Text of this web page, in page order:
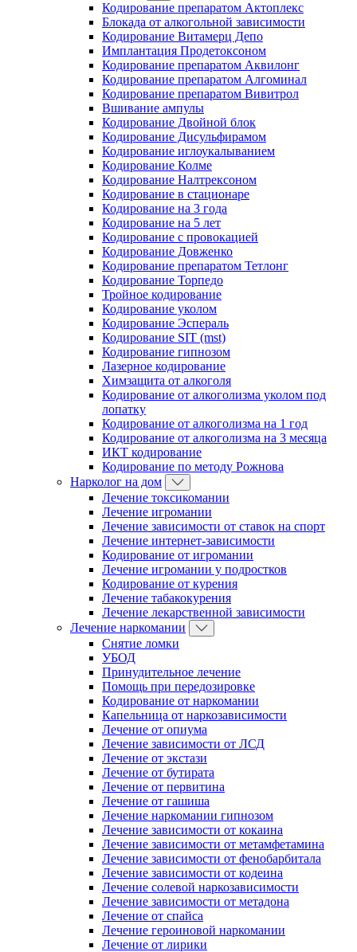
Кодирование препаратом Актоплекс
Блокада от алкогольной зависимости
Кодирование Витамерц Депо
Имплантация Продетоксоном
Кодирование препаратом Аквилонг
Кодирование препаратом Алгоминал
Кодирование препаратом Вивитрол
Вшивание ампулы
Кодирование Двойной блок
Кодирование Дисульфирамом
Кодирование иглоукалыванием
Кодирование Колме
Кодирование Налтрексоном
Кодирование в стационаре
Кодирование на 3 года
Кодирование на 5 лет
Кодирование с провокацией
Кодирование Довженко
Кодирование препаратом Тетлонг
Кодирование Торпедо
Тройное кодирование
Кодирование уколом
Кодирование Эспераль
Кодирование SIT (mst)
Кодирование гипнозом
Лазерное кодирование
Химзащита от алкоголя
Кодирование от алкоголизма уколом под
лопатку
Кодирование от алкоголизма на 1 год
Кодирование от алкоголизма на 3 месяца
ИКТ кодирование
Кодирование по методу Рожнова
Нарколог на дом
Лечение токсикомании
Лечение игромании
Лечение зависимости от ставок на спорт
Лечение интернет-зависимости
Кодирование от игромании
Лечение игромании у подростков
Кодирование от курения
Лечение табакокурения
Лечение лекарственной зависимости
Лечение наркомании
Снятие ломки
УБОД
Принудительное лечение
Помощь при передозировке
Кодирование от наркомании
Капельница от наркозависимости
Лечение от опиума
Лечение зависимости от ЛСД
Лечение от экстази
Лечение от бутирата
Лечение от первитина
Лечение от гашиша
Лечение наркомании гипнозом
Лечение зависимости от кокаина
Лечение зависимости от метамфетамина
Лечение зависимости от фенобарбитала
Лечение зависимости от кодеина
Лечение солевой наркозависимости
Лечение зависимости от метадона
Лечение от спайса
Лечение героиновой наркомании
Лечение от лирики